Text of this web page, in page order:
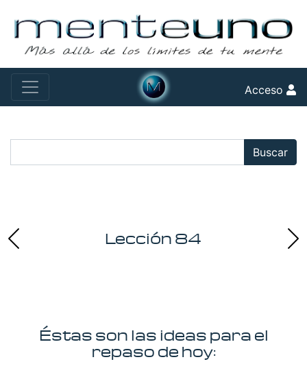
Acceso
Buscar
Lección 84
Éstas son las ideas para el
repaso de hoy: